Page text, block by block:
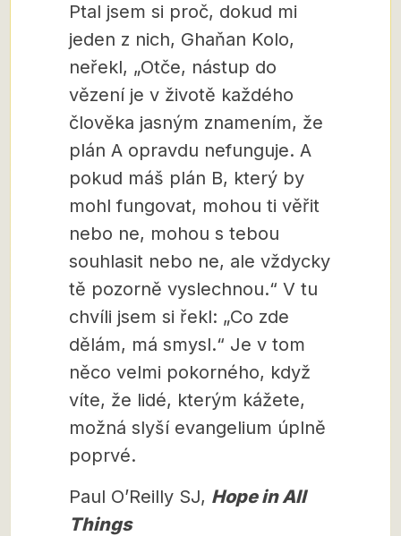
Ptal jsem si proč, dokud mi
jeden z nich, Ghaňan Kolo,
neřekl, „Otče, nástup do
vězení je v životě každého
člověka jasným znamením, že
plán A opravdu nefunguje. A
pokud máš plán B, který by
mohl fungovat, mohou ti věřit
nebo ne, mohou s tebou
souhlasit nebo ne, ale vždycky
tě pozorně vyslechnou.“ V tu
chvíli jsem si řekl: „Co zde
dělám, má smysl.“ Je v tom
něco velmi pokorného, když
víte, že lidé, kterým kážete,
možná slyší evangelium úplně
poprvé.
Paul O’Reilly SJ, Hope in All
Things